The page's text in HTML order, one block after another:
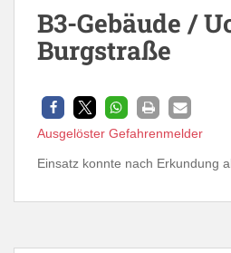
B3-Gebäude /
Burgstraße
Ausgelöster Gefahrenmelder
Einsatz konnte nach Erkundung